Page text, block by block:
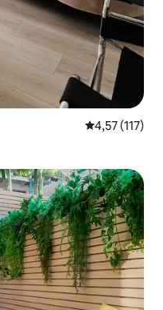
4,57 av 5 i
4,57 (117)